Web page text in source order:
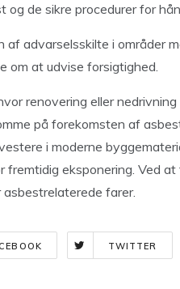
og de sikre procedurer for
af advarselsskilte i områder
om at udvise forsigtighed.
renovering eller
på forekomsten af
i moderne
fremtidig eksponering. Ved
asbestrelaterede farer.
TWITTER